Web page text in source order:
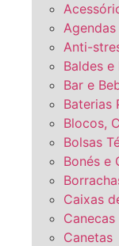
Anti-
Baldes e
Bar e
Baterias
Blocos,
Bolsas
Bonés e
Caixas
Canecas
Canetas